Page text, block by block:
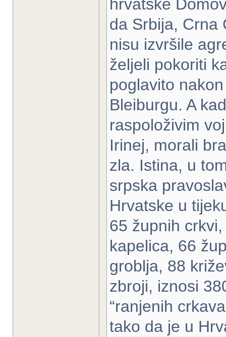
hrvatske
da Srbija, Crna
nisu izvršile
željeli pokoriti
poglavito
Bleiburgu. A
raspoloživim
Irinej, morali
zla. Istina, u
srpska
Hrvatske u
65 župnih
kapelica, 66
groblja, 88
zbroji, iznosi
“ranjenih
tako da je u